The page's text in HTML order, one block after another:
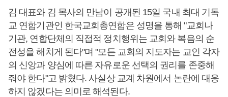
김 대표와 김 목사의 만남이 공개된 15일 국내 최대 기독
교 연합기관인 한국교회총연합은 성명을 통해 "교회나
기관, 연합단체의 직접적 정치행위는 교회와 복음의 순
전성을 해치게 된다"며 "모든 교회의 지도자는 교인 각자
의 신앙과 양심에 따른 자유로운 선택의 권리를 존중해
줘야 한다"고 밝혔다. 사실상 교계 차원에서 논란에 대응
하지 않겠다는 의미로 해석된다.